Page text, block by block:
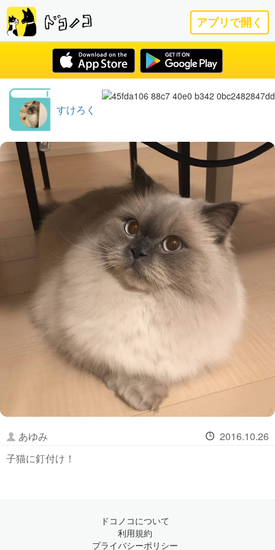
アプリで開く
すけろく
あゆみ
2016.10.26
子猫に釘付け！
ドコノコについて
利用規約
プライバシーポリシー